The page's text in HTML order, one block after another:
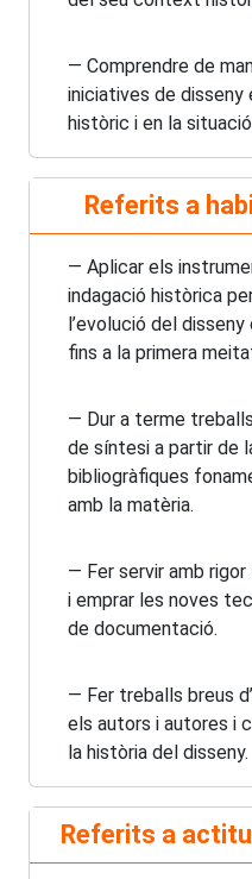
— Comprendre de
iniciatives de disseny
històric i en la
Referits a
— Aplicar els
indagació històrica
l’evolució del
fins a la primera
— Dur a terme
de síntesi a partir de
bibliogràfiques
amb la matèria.
— Fer servir amb
i emprar les noves
de documentació.
— Fer treballs breus
els autors i autores i
la història del disseny.
Referits a